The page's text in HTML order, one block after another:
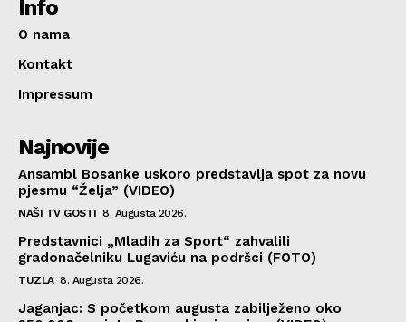
Info
O nama
Kontakt
Impressum
Najnovije
Ansambl Bosanke uskoro predstavlja spot za novu
pjesmu “Želja” (VIDEO)
NAŠI TV GOSTI 8. Augusta 2026.
Predstavnici „Mladih za Sport“ zahvalili
gradonačelniku Lugaviću na podršci (FOTO)
TUZLA 8. Augusta 2026.
Jaganjac: S početkom augusta zabilježeno oko